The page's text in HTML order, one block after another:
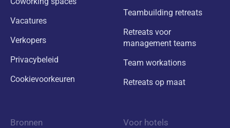
Vacatures
Verkopers
Privacybeleid
Cookievoorkeuren
Teambuilding retreats
Retreats voor
management teams
Team workations
Retreats op maat
Bronnen Voor hotels